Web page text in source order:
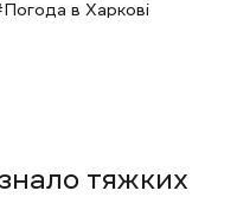
Погода в Харкові
тяжких